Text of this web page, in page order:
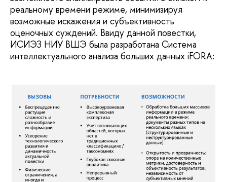
реальному времени режиме, минимизируя
возможные искажения и субъективность
оценочных суждений. Ввиду данной повестки,
ИСИЭЗ НИУ ВШЭ была разработана Система
интеллектуального анализа больших данных iFORA: